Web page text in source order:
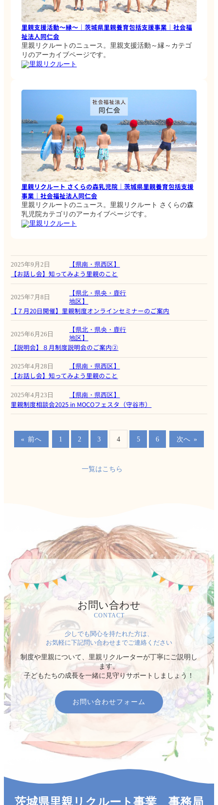
里親支援活動～縁～｜茨城県里親養育包括支援事業｜社会福
祉法人同仁会
里親リクルートのニュース。里親支援活動～縁～カテゴ
リのアーカイブページです。
里親リクルート
里親リクルート さくらの森乳児院｜茨城県里親養育包括支援
事業｜社会福祉法人同仁会
里親リクルートのニュース。里親リクルート さくらの森
乳児院カテゴリのアーカイブページです。
里親リクルート
2025年9月2日 【県南・県西区】
【お話し会】知ってみよう里親のこと
2025年7月8日
【県北・県央・鹿行
地区】
【７月20日開催】里親制度オンラインセミナーのご案内
2025年6月26日
【県北・県央・鹿行
地区】
【説明会】８月制度説明会のご案内②
2025年4月28日 【県南・県西区】
【お話し会】知ってみよう里親のこと
2025年4月23日 【県南・県西区】
里親制度相談会2025 in MOCOフェスタ（守谷市）
« 前へ 1 2 3 4 5 6 次へ »
一覧はこちら
お問い合わせ
CONTACT
少しでも関心を持たれた方は、
お気軽に下記問い合わせまでご連絡ください
制度や里親について、里親リクルーターが丁寧にご説明し
ます。
子どもたちの成長を一緒に見守りサポートしましょう！
お問い合わせフォーム
茨城県里親リクルート事業 事務局